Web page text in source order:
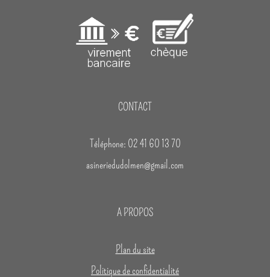
CONTACT
Téléphone: 02 41 60 13 70
asineriedudolmen@gmail.com
A PROPOS
Plan du site
Politique de confidentialité